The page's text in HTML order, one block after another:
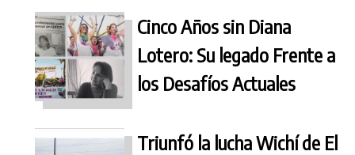
Cinco Años sin Diana
Lotero: Su legado Frente a
los Desafíos Actuales
Triunfó la lucha Wichí de El